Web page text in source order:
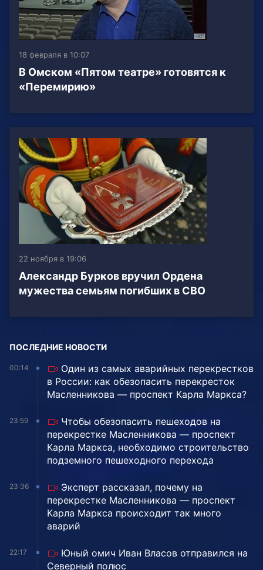
18 февраля в 10:07
В Омском «Пятом театре» готовятся к
«Перемирию»
22 ноября в 19:06
Александр Бурков вручил Ордена
мужества семьям погибших в СВО
ПОСЛЕДНИЕ НОВОСТИ
00:14
Один из самых аварийных перекрестков
в России: как обезопасить перекресток
Масленникова — проспект Карла Маркса?
23:59
Чтобы обезопасить пешеходов на
перекрестке Масленникова — проспект
Карла Маркса, необходимо строительство
подземного пешеходного перехода
23:36
Эксперт рассказал, почему на
перекрестке Масленникова — проспект
Карла Маркса происходит так много
аварий
22:17
Юный омич Иван Власов отправился на
Северный полюс